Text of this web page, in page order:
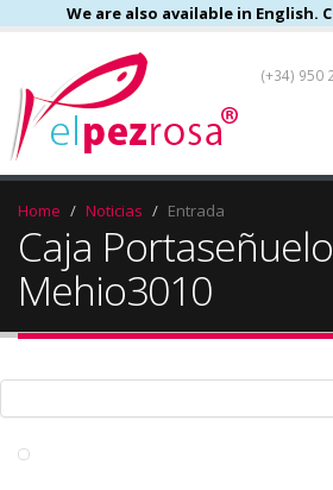
We are also available in English.
(+34) 950
Home Noticias Entrada
Caja
Mehio3010